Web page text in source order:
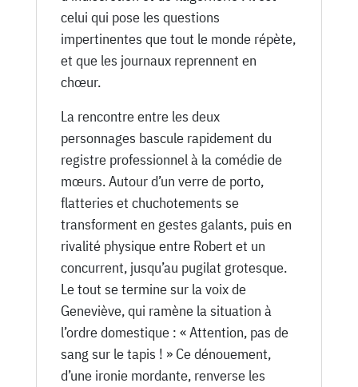
celui qui pose les questions
impertinentes que tout le monde répète,
et que les journaux reprennent en
chœur.
La rencontre entre les deux
personnages bascule rapidement du
registre professionnel à la comédie de
mœurs. Autour d’un verre de porto,
flatteries et chuchotements se
transforment en gestes galants, puis en
rivalité physique entre Robert et un
concurrent, jusqu’au pugilat grotesque.
Le tout se termine sur la voix de
Geneviève, qui ramène la situation à
l’ordre domestique : « Attention, pas de
sang sur le tapis ! » Ce dénouement,
d’une ironie mordante, renverse les